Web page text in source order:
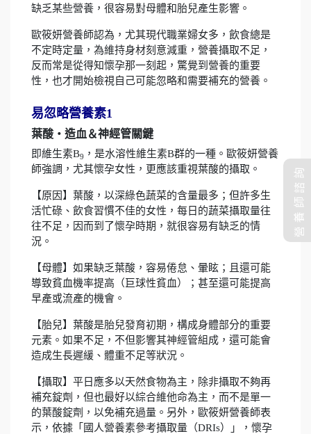
缺乏某些營養，很容易對母體和胎兒產生影響。
歐筱妍營養師認為，尤其現代職業婦女多，飲食總是
不定時定量，為維持身材刻意減重，營養攝取不足，
反而常是從得知懷孕那一刻起，驚覺到營養的重要
性，也才開始檢視自己可能忽略和需要補充的營養。
易忽略營養素1
葉酸‧造血＆神經管關鍵
即維生素B9 ，是水溶性維生素B群的一種。歐筱妍營養
師強調，尤其懷孕女性，更應該重視葉酸的攝取。
【原因】葉酸，以深綠色蔬菜的含量最多；但許多生
活忙碌、飲食習慣不佳的女性，每日的蔬菜攝取量往
往不足，因而到了懷孕時期，就很容易有缺乏的情
況。
【母體】如果缺乏葉酸，容易倦怠、暈眩；且還可能
導致貧血機率提高（巨球性貧血）；甚至還可能提高
早產或流產的機會。
【胎兒】葉酸是胎兒發育初期，構成身體部分的重要
元素。如果不足，不但影響其神經管組成，還可能會
造成生長遲緩、體重不足等狀況。
【攝取】平日應多以天然食物為主，除非攝取不夠再
補充錠劑，但也最好以綜合維他命為主，而不是單一
的葉酸錠劑，以免補充過量。另外，歐筱妍營養師表
示，依據「國人營養素參考攝取量（DRIs）」，懷孕
營養師諮詢